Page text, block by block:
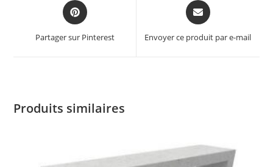
Partager sur Pinterest Envoyer ce produit par e-mail
Produits similaires